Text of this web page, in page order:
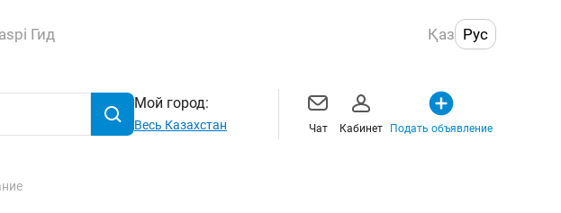
Гид Қаз Рус
Мой город:
Весь Казахстан Чат Кабинет Подать объявление